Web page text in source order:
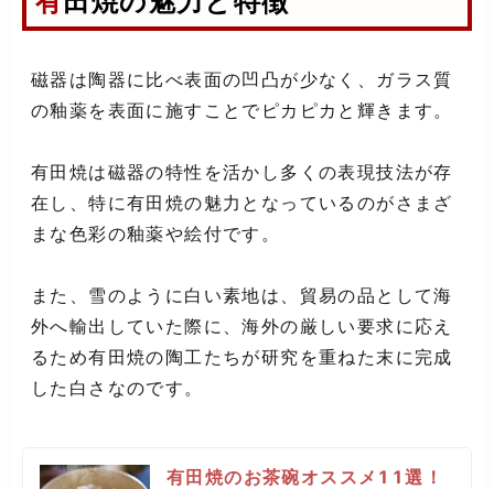
磁器は陶器に比べ表面の凹凸が少なく、ガラス質
の釉薬を表面に施すことでピカピカと輝きます。
有田焼は磁器の特性を活かし多くの表現技法が存
在し、特に有田焼の魅力となっているのがさまざ
まな色彩の釉薬や絵付です。
また、雪のように白い素地は、貿易の品として海
外へ輸出していた際に、海外の厳しい要求に応え
るため有田焼の陶工たちが研究を重ねた末に完成
した白さなのです。
有田焼のお茶碗オススメ11選！